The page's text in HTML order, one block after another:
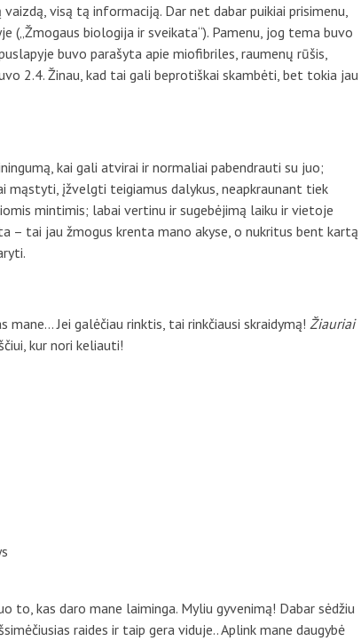
visą tą informaciją. Dar net dabar puikiai prisimenu,
(„Žmogaus biologija ir sveikata“). Pamenu, jog tema buvo
buvo parašyta apie miofibriles, raumenų rūšis,
2.4. Žinau, kad tai gali beprotiškai skambėti, bet tokia jau
kai gali atvirai ir normaliai pabendrauti su juo;
mąstyti, įžvelgti teigiamus dalykus, neapkraunant tiek
mintimis; labai vertinu ir sugebėjimą laiku ir vietoje
– tai jau žmogus krenta mano akyse, o nukritus bent kartą
Jei galėčiau rinktis, tai rinkčiausi skraidymą! Žiauriai
kur nori keliauti!
to, kas daro mane laiminga. Myliu gyvenimą! Dabar sėdžiu
raides ir taip gera viduje.. Aplink mane daugybė